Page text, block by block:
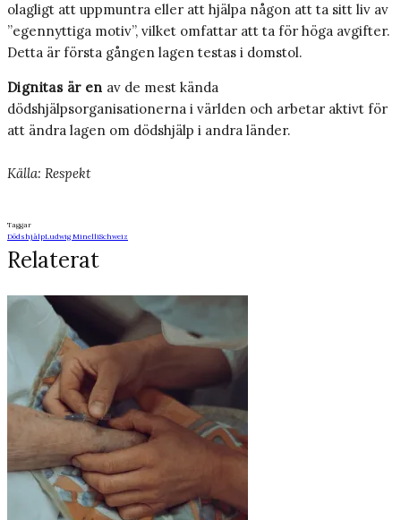
olagligt att uppmuntra eller att hjälpa någon att ta sitt liv av
”egennyttiga motiv”, vilket omfattar att ta för höga avgifter.
Detta är första gången lagen testas i domstol.
Dignitas är en av de mest kända
dödshjälpsorganisationerna i världen och arbetar aktivt för
att ändra lagen om dödshjälp i andra länder.
Källa: Respekt
Taggar
DödshjälpLudwig MinelliSchweiz
Relaterat